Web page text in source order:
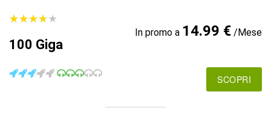
★★★★★
★★★★★
100 Giga
In promo a 14.99 €/Mese
SCOPRI